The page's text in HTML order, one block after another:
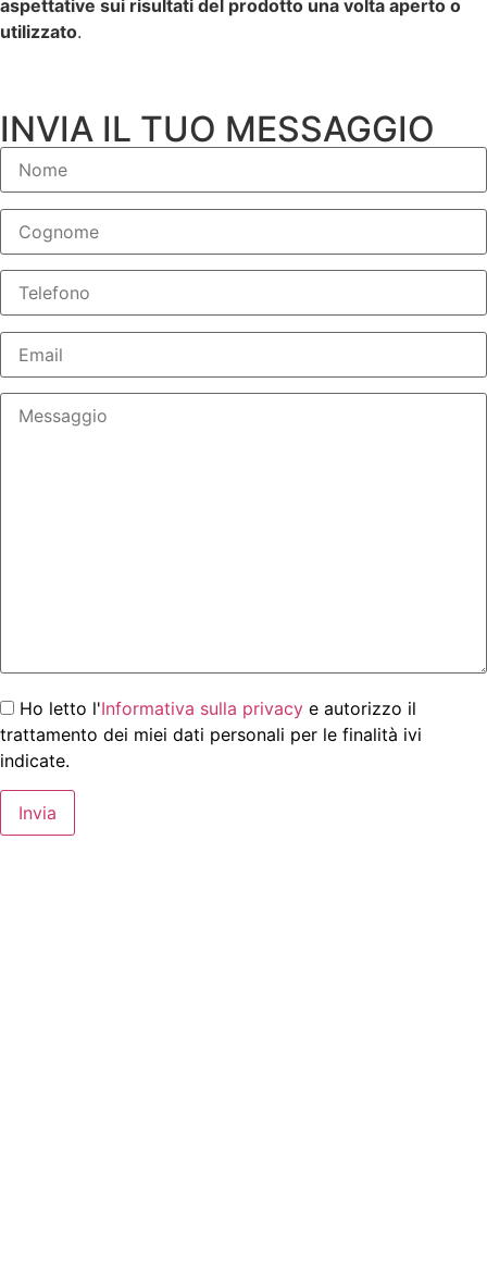
aspettative sui risultati del prodotto una volta aperto o
utilizzato.
INVIA IL TUO MESSAGGIO
Ho letto l'Informativa sulla privacy e autorizzo il
trattamento dei miei dati personali per le finalità ivi
indicate.